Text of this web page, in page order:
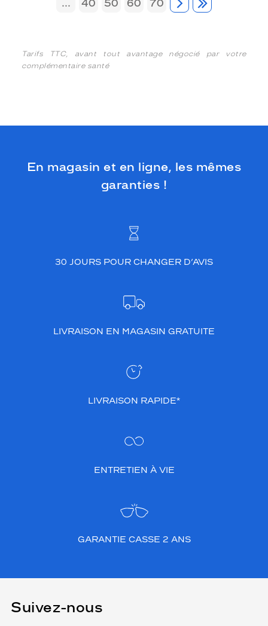
...
40 50 60 70
Tarifs TTC, avant tout avantage négocié par votre
complémentaire santé
En magasin et en ligne, les mêmes
garanties !
30 JOURS POUR CHANGER D’AVIS
LIVRAISON EN MAGASIN GRATUITE
LIVRAISON RAPIDE*
ENTRETIEN À VIE
GARANTIE CASSE 2 ANS
Suivez-nous